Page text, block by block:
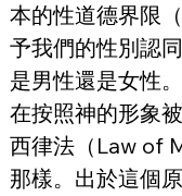
本的性道德界限
予我們的性別認
是男性還是女性
在按照神的形象
西律法（Law of
那樣。出於這個